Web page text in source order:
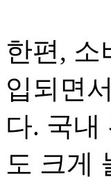
한편, 소
입되면
다. 국내
도 크게